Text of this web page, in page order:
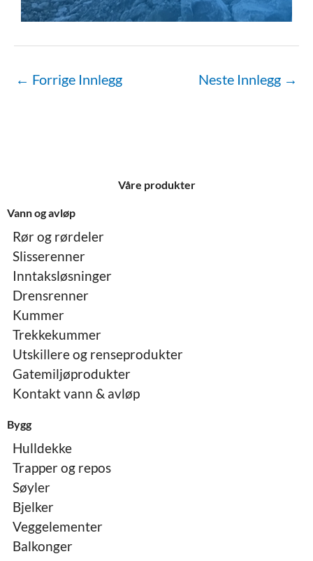
← Forrige Innlegg Neste Innlegg →
Våre produkter
Vann og avløp
Rør og rørdeler
Slisserenner
Inntaksløsninger
Drensrenner
Kummer
Trekkekummer
Utskillere og renseprodukter
Gatemiljøprodukter
Kontakt vann & avløp
Bygg
Hulldekke
Trapper og repos
Søyler
Bjelker
Veggelementer
Balkonger